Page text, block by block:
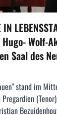
Wolf-
Saal des
stand im